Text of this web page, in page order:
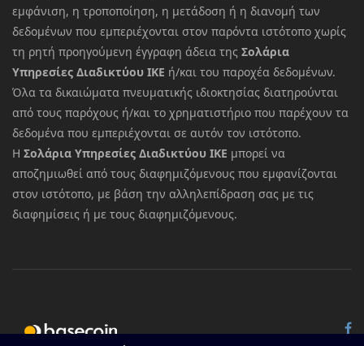
εμφάνιση, η τροποποίηση, η μετάδοση ή η διανομή των
δεδομένων που εμπεριέχονται στον παρόντα ιστότοπο χωρίς
τη ρητή προηγούμενη έγγραφη άδεια της Σολάρια
Υπηρεσίες Διαδικτύου ΙΚΕ ή/και του παροχέα δεδομένων.
Όλα τα δικαιώματα πνευματικής ιδιοκτησίας διατηρούνται
από τους παρόχους ή/και το χρηματιστήριο που παρέχουν τα
δεδομένα που εμπεριέχονται σε αυτόν τον ιστότοπο.
Η Σολάρια Υπηρεσίες Διαδικτύου ΙΚΕ μπορεί να
αποζημιωθεί από τους διαφημιζόμενους που εμφανίζονται
στον ιστότοπο, με βάση την αλληλεπίδραση σας με τις
διαφημίσεις ή με τους διαφημιζόμενους.